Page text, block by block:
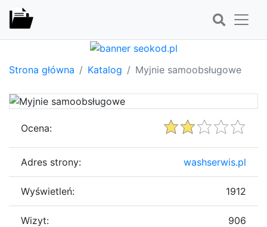
Strona główna Katalog Myjnie samoobsługowe
Ocena:
Adres strony: washserwis.pl
Wyświetleń: 1912
Wizyt: 906